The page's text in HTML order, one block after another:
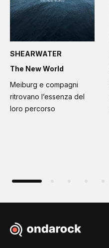
SHEARWATER
The New World
Meiburg e compagni
ritrovano l’essenza del
loro percorso